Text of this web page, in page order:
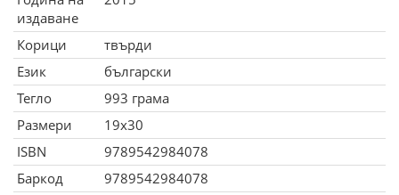
издаване
Корици
твърди
Език
български
Тегло
993 грама
Размери
19x30
ISBN
9789542984078
Баркод
9789542984078